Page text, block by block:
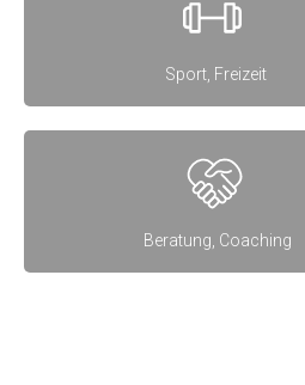
Sport, Freizeit
Beratung, Coaching